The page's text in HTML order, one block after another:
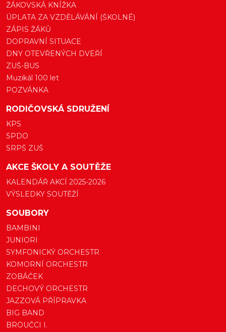
ŽÁKOVSKÁ KNÍŽKA
ÚPLATA ZA VZDĚLÁVÁNÍ (ŠKOLNÉ)
ZÁPIS ŽÁKŮ
DOPRAVNÍ SITUACE
DNY OTEVŘENÝCH DVEŘÍ
ZUŠ-BUS
Muzikál 100 let
POZVÁNKA
RODIČOVSKÁ SDRUŽENÍ
KPS
SPDO
SRPŠ ZUŠ
AKCE ŠKOLY A SOUTĚŽE
KALENDÁŘ AKCÍ 2025-2026
VÝSLEDKY SOUTĚŽÍ
SOUBORY
BAMBINI
JUNIORI
SYMFONICKÝ ORCHESTR
KOMORNÍ ORCHESTR
ZOBÁČEK
DECHOVÝ ORCHESTR
JAZZOVÁ PŘÍPRAVKA
BIG BAND
BROUČCI I.